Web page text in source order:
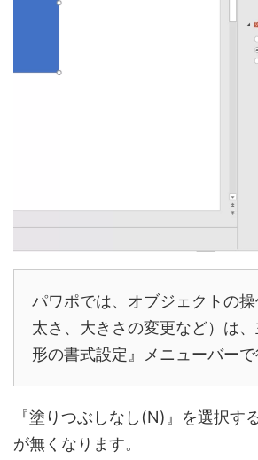
パワポでは、オブジェクトの
太さ、大きさの変更など）は
形の書式設定』メニューバーで
『塗りつぶしなし(N)』を選択す
が無くなります。